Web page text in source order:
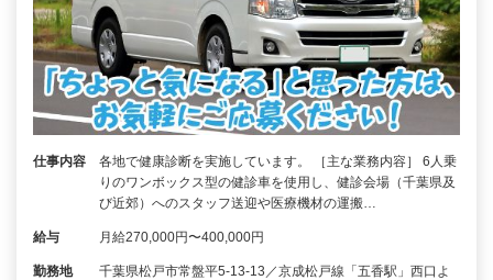
仕事内容
各地で健康診断を実施しています。 ［主な業務内容］ 6人乗
りのワンボックス型の健診車を使用し、健診会場（千葉県及
び近郊）へのスタッフ送迎や医療機材の運搬…
給与 月給270,000円〜400,000円
勤務地
千葉県松戸市常盤平5-13-13／京成松戸線「五香駅」西口よ